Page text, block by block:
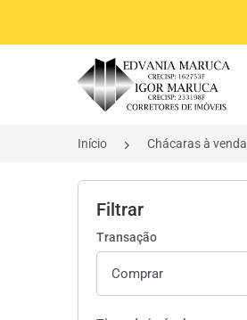
Página inicial
Início Chácaras à venda
Filtrar
Transação